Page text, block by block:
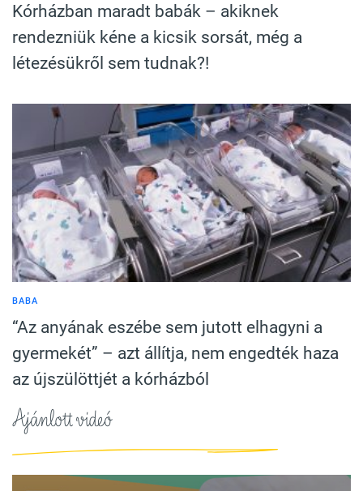
Kórházban maradt babák – akiknek
rendezniük kéne a kicsik sorsát, még a
létezésükről sem tudnak?!
BABA
“Az anyának eszébe sem jutott elhagyni a
gyermekét” – azt állítja, nem engedték haza
az újszülöttjét a kórházból
Ajánlott videó